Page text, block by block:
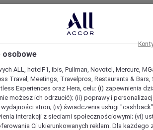
osobowe
ALL, hotelF1, ibis, Pullman, Novotel, Mercure,
Travel, Meetings, Travelpros, Restaurants &
Experiences oraz Hera, celu: (i) zapewnienia
możesz ich odrzucić); (ii) poprawy i
stron; (iv) świadczenia usługi
interakcji z sieciami społecznościowymi; (vi)
Ci ukierunkowanych reklam. Dla każdego